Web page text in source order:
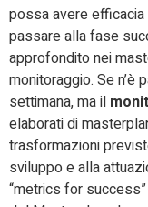
possa avere
passare alla fase
approfondito nei
monitoraggio. Se n’è
settimana, ma il
elaborati di
trasformazioni
sviluppo e alla
“metrics for